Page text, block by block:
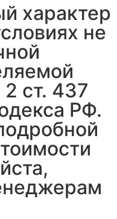
характер
не
ст. 437
РФ.